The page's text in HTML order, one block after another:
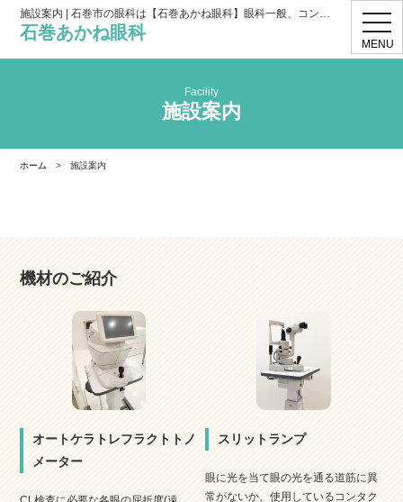
MENU
施設案内 | 石巻市の眼科は【石巻あかね眼科】眼科一般、コンタクト処方
石巻あかね眼科
Facility
施設案内
ホーム > 施設案内
機材のご紹介
オートケラトレフラクトトノ
メーター
スリットランプ
眼に光を当て眼の光を通る道筋に異
常がないか、使用しているコンタク